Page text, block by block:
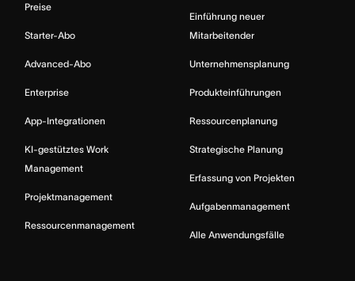
Preise
Starter-Abo
Advanced-Abo
Enterprise
App-Integrationen
KI-gestütztes Work
Management
Projektmanagement
Ressourcenmanagement
Einführung neuer
Mitarbeitender
Unternehmensplanung
Produkteinführungen
Ressourcenplanung
Strategische Planung
Erfassung von Projekten
Aufgabenmanagement
Alle Anwendungsfälle